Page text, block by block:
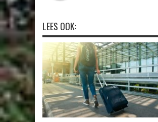
LEES OOK: